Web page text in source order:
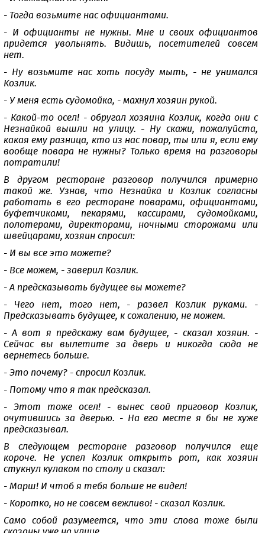
- Тогда возьмите нас официантами.
- И официанты не нужны. Мне и своих официантов
придется увольнять. Видишь, посетителей совсем
нет.
- Ну возьмите нас хоть посуду мыть, - не унимался
Козлик.
- У меня есть судомойка, - махнул хозяин рукой.
- Какой-то осел! - обругал хозяина Козлик, когда они с
Незнайкой вышли на улицу. - Ну скажи, пожалуйста,
какая ему разница, кто из нас повар, ты или я, если ему
вообще повара не нужны? Только время на разговоры
потратили!
В другом ресторане разговор получился примерно
такой же. Узнав, что Незнайка и Козлик согласны
работать в его ресторане поварами, официантами,
буфетчиками, пекарями, кассирами, судомойками,
полотерами, директорами, ночными сторожами или
швейцарами, хозяин спросил:
- И вы все это можете?
- Все можем, - заверил Козлик.
- А предсказывать будущее вы можете?
- Чего нет, того нет, - развел Козлик руками. -
Предсказывать будущее, к сожалению, не можем.
- А вот я предскажу вам будущее, - сказал хозяин. -
Сейчас вы вылетите за дверь и никогда сюда не
вернетесь больше.
- Это почему? - спросил Козлик.
- Потому что я так предсказал.
- Этот тоже осел! - вынес свой приговор Козлик,
очутившись за дверью. - На его месте я бы не хуже
предсказывал.
В следующем ресторане разговор получился еще
короче. Не успел Козлик открыть рот, как хозяин
стукнул кулаком по столу и сказал:
- Марш! И чтоб я тебя больше не видел!
- Коротко, но не совсем вежливо! - сказал Козлик.
Само собой разумеется, что эти слова тоже были